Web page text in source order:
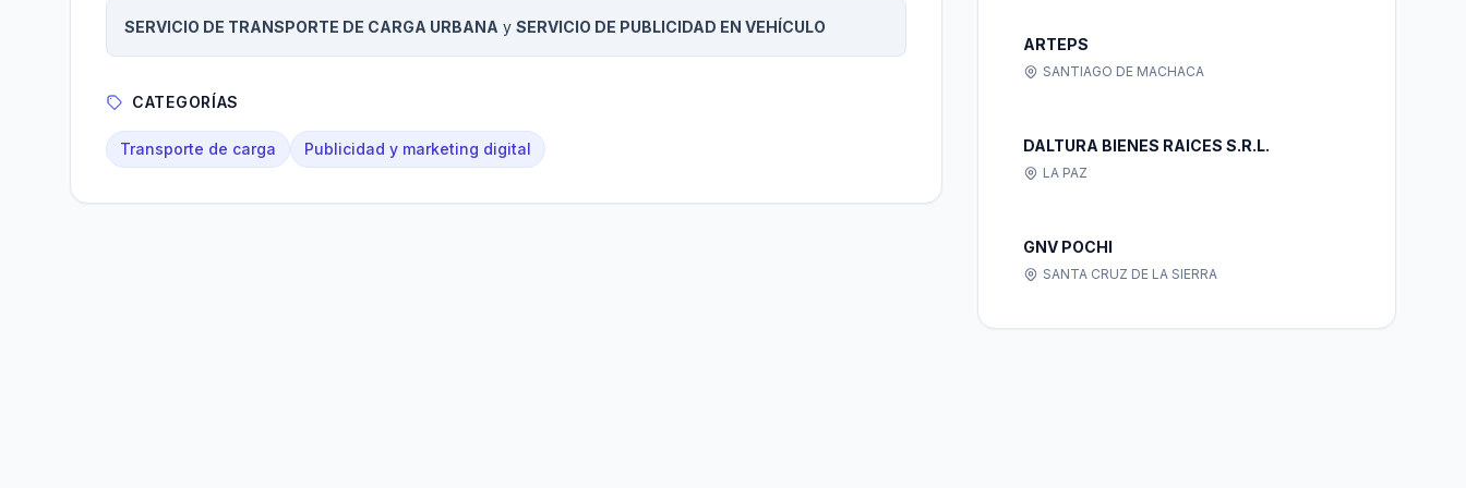
SERVICIO DE TRANSPORTE DE CARGA URBANA y SERVICIO DE PUBLICIDAD EN VEHÍCULO
CATEGORÍAS
Transporte de carga Publicidad y marketing digital
ARTEPS
SANTIAGO DE MACHACA
DALTURA BIENES RAICES S.R.L.
LA PAZ
GNV POCHI
SANTA CRUZ DE LA SIERRA